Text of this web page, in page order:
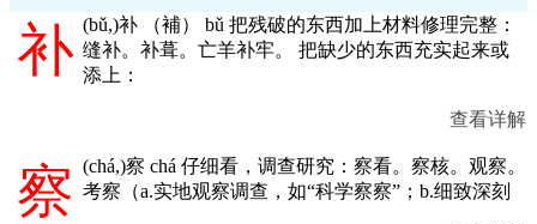
补 (bǔ,)补 （補） bǔ 把残破的东西加上材料修理完整：
缝补。补葺。亡羊补牢。 把缺少的东西充实起来或
添上：
查看详解
察 (chá,)察 chá 仔细看，调查研究：察看。察核。观察。
考察（a.实地观察调查，如“科学察察”；b.细致深刻